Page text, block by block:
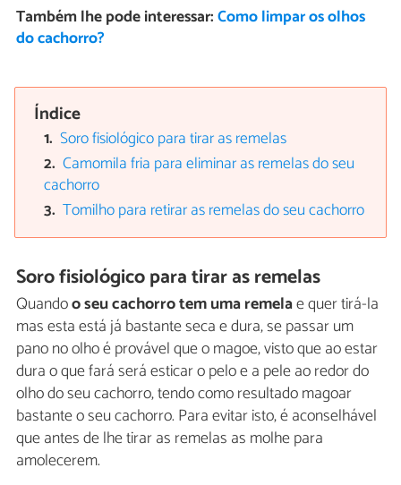
Também lhe pode interessar:Como limpar os olhos
do cachorro?
Índice
Soro fisiológico para tirar as remelas
Camomila fria para eliminar as remelas do seu
cachorro
Tomilho para retirar as remelas do seu cachorro
Soro fisiológico para tirar as remelas
Quandoo seu cachorro tem uma remelae quer tirá-la
mas esta está já bastante seca e dura, se passar um
pano no olho é provável que o magoe, visto que ao estar
dura o que fará será esticar o pelo e a pele ao redor do
olho do seu cachorro, tendo como resultado magoar
bastante o seu cachorro. Para evitar isto, é aconselhável
que antes de lhe tirar as remelas as molhe para
amolecerem.